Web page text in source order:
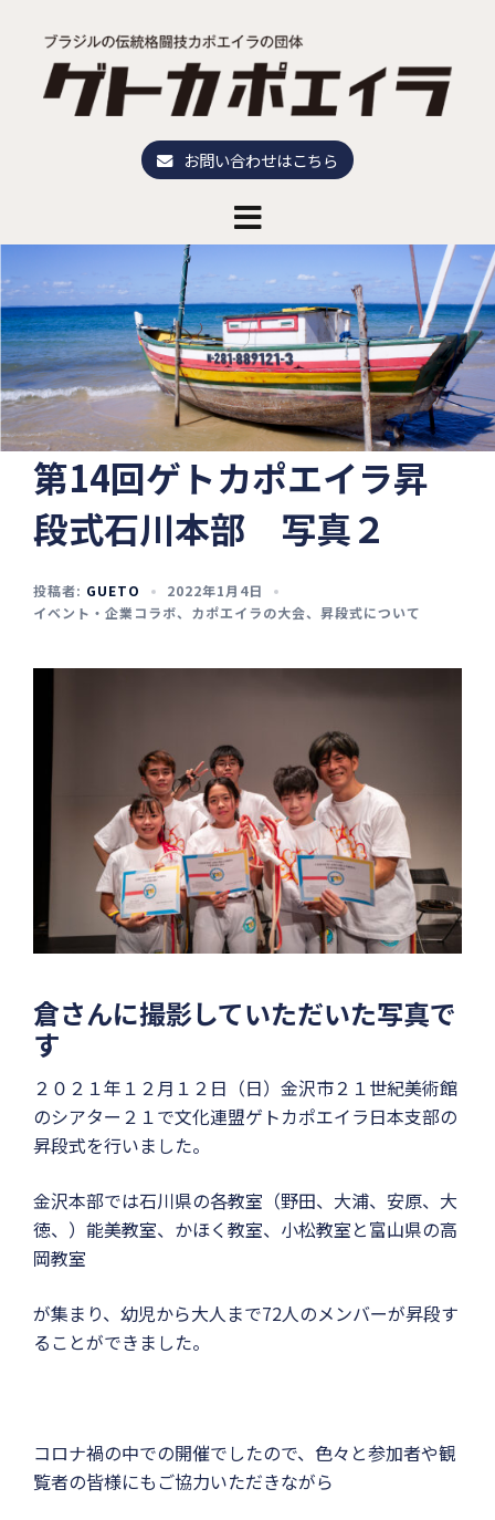
ッ
プ
お問い合わせはこちら
第14回ゲトカポエイラ昇
段式石川本部 写真２
投稿者: GUETO
2022年1月4日
イベント・企業コラボ、 カポエイラの大会、 昇段式について
倉さんに撮影していただいた写真で
す
２０２１年１２月１２日（日）金沢市２１世紀美術館
のシアター２１で文化連盟ゲトカポエイラ日本支部の
昇段式を行いました。
金沢本部では石川県の各教室（野田、大浦、安原、大
徳、）能美教室、かほく教室、小松教室と富山県の高
岡教室
が集まり、幼児から大人まで72人のメンバーが昇段す
ることができました。
コロナ禍の中での開催でしたので、色々と参加者や観
覧者の皆様にもご協力いただきながら